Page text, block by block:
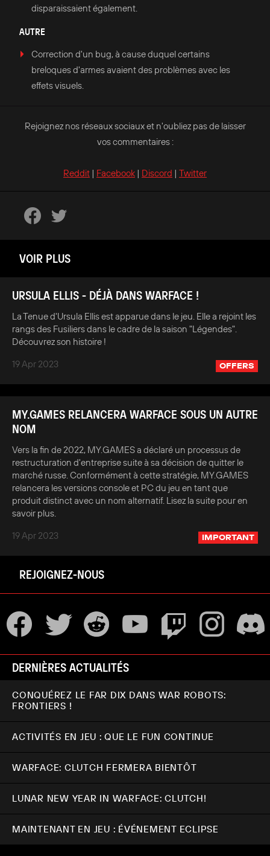
disparaissaient également.
AUTRE
Correction d'un bug, à cause duquel certains
breloques d'armes avaient des problèmes avec les
effets visuels.
Rejoignez nos réseaux sociaux et n'oubliez pas de laisser
vos commentaires :
Reddit | Facebook | Discord | Twitter
VOIR PLUS
URSULA ELLIS - DÉJÀ DANS WARFACE !
La Tenue d'Ursula Ellis est apparue dans le jeu. Elle a rejoint les
rangs des Fusiliers dans le cadre de la saison "Légendes".
Découvrez son histoire !
19 Apr 2023
OFFERS
MY.GAMES RELANCERA WARFACE SOUS UN AUTRE
NOM
Vers la fin de 2022, MY.GAMES a déclaré un processus de
restructuration d'entreprise suite à sa décision de quitter le
marché russe. Conformément à cette stratégie, MY.GAMES
relancera les versions console et PC du jeu en tant que
produit distinct avec un nom alternatif. Lisez la suite pour en
savoir plus.
19 Apr 2023
IMPORTANT
REJOIGNEZ-NOUS
DERNIÈRES ACTUALITÉS
CONQUÉREZ LE FAR DIX DANS WAR ROBOTS:
FRONTIERS !
ACTIVITÉS EN JEU : QUE LE FUN CONTINUE
WARFACE: CLUTCH FERMERA BIENTÔT
LUNAR NEW YEAR IN WARFACE: CLUTCH!
MAINTENANT EN JEU : ÉVÉNEMENT ECLIPSE